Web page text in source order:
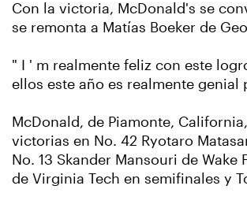
Con la victoria, McDonald's se
se remonta a Matías Boeker de
" I ' m realmente feliz con este
ellos este año es realmente genial
McDonald, de Piamonte,
victorias en No. 42 Ryotaro
No. 13 Skander Mansouri de
de Virginia Tech en semifinales y